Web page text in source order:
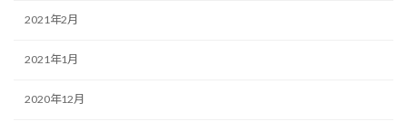
2021年2月
2021年1月
2020年12月